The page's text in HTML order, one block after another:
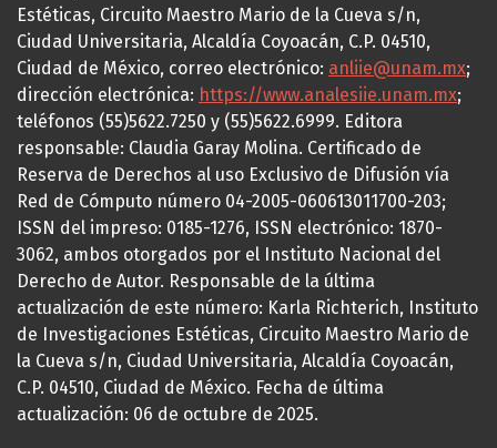
Estéticas, Circuito Maestro Mario de la Cueva s/n,
Ciudad Universitaria, Alcaldía Coyoacán, C.P. 04510,
Ciudad de México, correo electrónico: anliie@unam.mx;
dirección electrónica: https://www.analesiie.unam.mx;
teléfonos (55)5622.7250 y (55)5622.6999. Editora
responsable: Claudia Garay Molina. Certificado de
Reserva de Derechos al uso Exclusivo de Difusión vía
Red de Cómputo número 04-2005-060613011700-203;
ISSN del impreso: 0185-1276, ISSN electrónico: 1870-
3062, ambos otorgados por el Instituto Nacional del
Derecho de Autor. Responsable de la última
actualización de este número: Karla Richterich, Instituto
de Investigaciones Estéticas, Circuito Maestro Mario de
la Cueva s/n, Ciudad Universitaria, Alcaldía Coyoacán,
C.P. 04510, Ciudad de México. Fecha de última
actualización: 06 de octubre de 2025.